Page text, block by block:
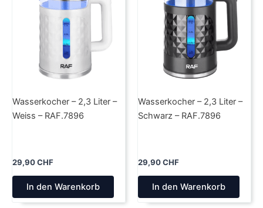
Wasserkocher – 2,3 Liter –
Weiss – RAF.7896
29,90CHF
In den Warenkorb
Wasserkocher – 2,3 Liter –
Schwarz – RAF.7896
29,90CHF
In den Warenkorb